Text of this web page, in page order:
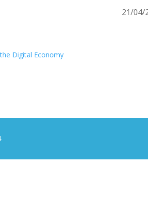
21/04/
Digital Economy